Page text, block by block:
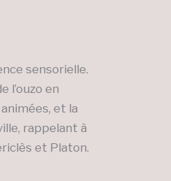
sensorielle.
l’ouzo en
et la
rappelant à
et Platon.